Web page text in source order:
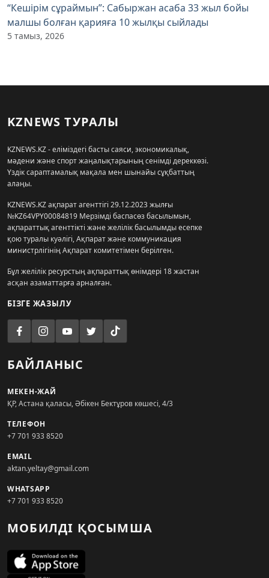
“Кешірім сұраймын”: Сабыржан асаба 33 жыл бойы
малшы болған қарияға 10 жылқы сыйлады
5 тамыз, 2026
KZNEWS ТУРАЛЫ
KZNEWS.KZ - еліміздегі басты саяси, экономикалық,
мәдени және спорт жаңалықтарының сенімді дереккөзі.
Үздік сараптамалық мақала мен шынайы сұқбаттың
алаңы.
KZNEWS.KZ ақпарат агенттігі 29.12.2023 жылғы
№KZ64VPY00084819 Мерзімді баспасөз басылымын,
ақпараттық агенттікті және желілік басылымды есепке
қою туралы куәлігі, Ақпарат және коммуникация
министрлігінің Ақпарат комитетімен берілген.
Бұл желілік ресурстың ақпараттық өнімдері 18 жастан
асқан азаматтарға арналған.
БІЗГЕ ЖАЗЫЛУ
БАЙЛАНЫС
МЕКЕН-ЖАЙ
ҚР, Астана қаласы, Әбікен Бектұров көшесі, 4/3
ТЕЛЕФОН
+7 701 933 8520
EMAIL
aktan.yeltay@gmail.com
WHATSAPP
+7 701 933 8520
МОБИЛДІ ҚОСЫМША